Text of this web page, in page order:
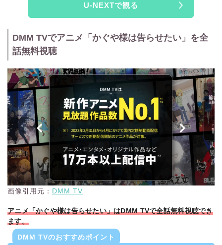
U-NEXTで観る
DMM TVでアニメ「かぐや様は告らせたい」を全
話無料視聴
画像引用元： DMM TV
アニメ「かぐや様は告らせたい」はDMM TVで全話無料視聴でき
ます。
DMM TVのおすすめポイント